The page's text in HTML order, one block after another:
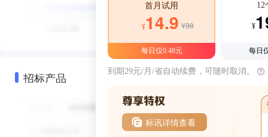
招标产品
首月试用
¥14.9 ¥39
每日仅0.48元
12
¥
每日
到期29元/月/省自动续费，可随时取消。
标讯详情查看